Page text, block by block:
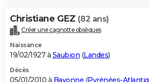
Christiane GEZ (82 ans)
Créer une cagnotte obsèques
Naissance
19/02/1927 à Saubion (Landes)
Décès
05/01/2010 à Bayonne (Pyrénées-